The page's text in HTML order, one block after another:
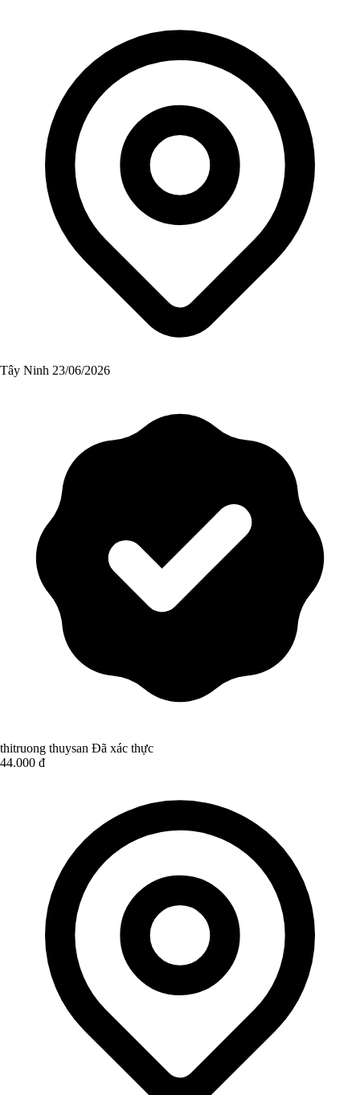
Tây Ninh 23/06/2026
thitruong thuysan Đã xác thực
44.000 đ